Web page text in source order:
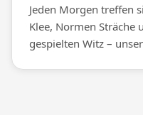
Jeden Morgen treffen
Klee, Normen Sträche
gespielten Witz –